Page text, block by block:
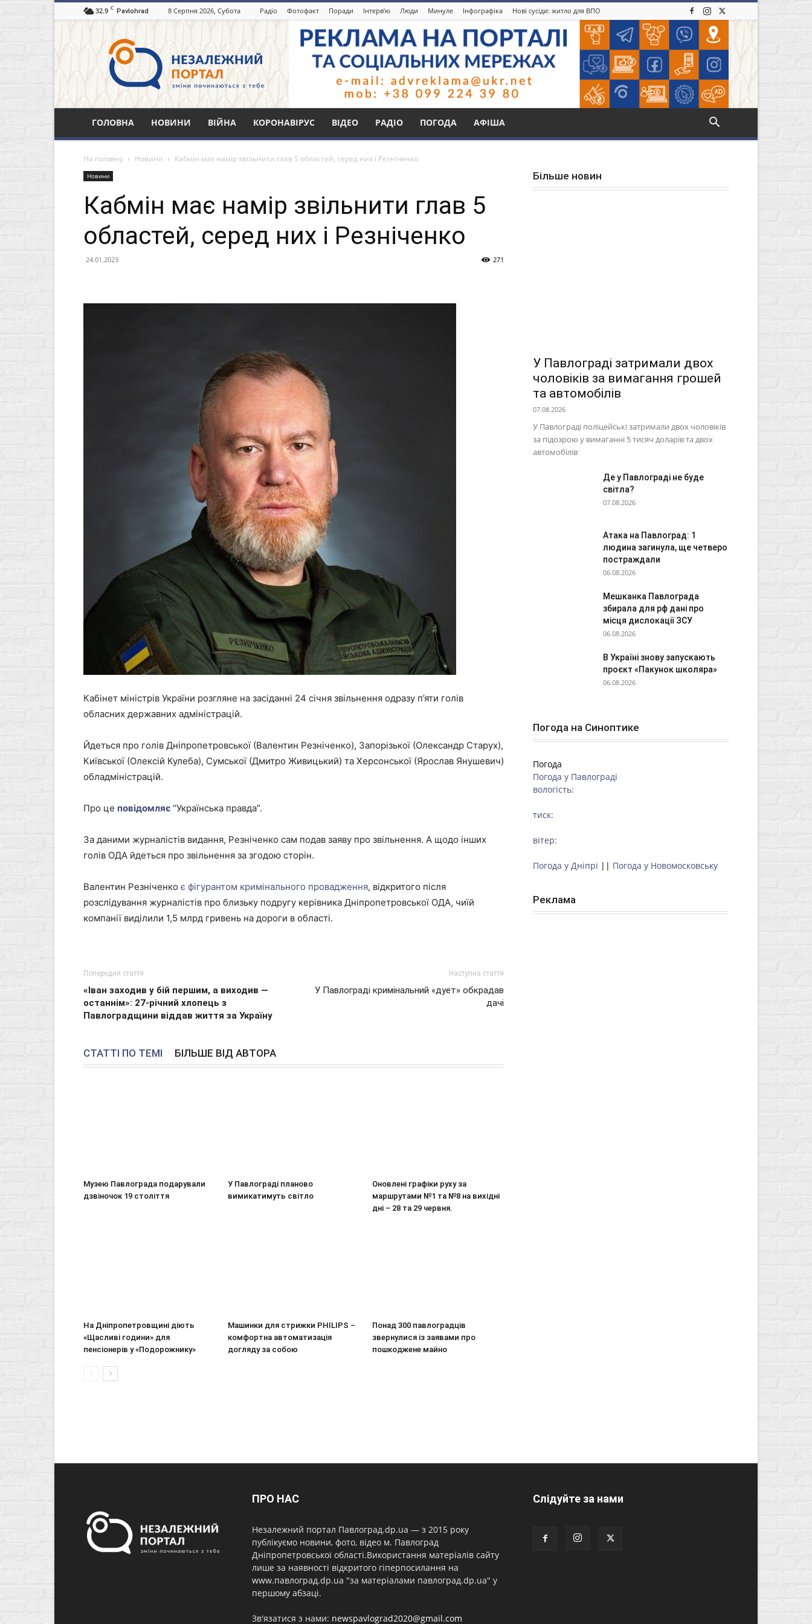
32.9 C Pavlohrad 8 Серпня 2026, Субота Радіо Фотофакт Поради Інтерв’ю Люди Минуле Інфографіка Нові сусіди: житло для ВПО
Незалежний
портал
Павлоград.dp.ua
ГОЛОВНА НОВИНИ ВІЙНА КОРОНАВІРУС ВІДЕО РАДІО ПОГОДА АФІША
На головну Новини Кабмін має намір звільнити глав 5 областей, серед них і Резніченко
Новини
Кабмін має намір звільнити глав 5
областей, серед них і Резніченко
24.01.2023 271
Кабінет міністрів України розгляне на засіданні 24 січня звільнення одразу п’яти голів
обласних державних адміністрацій.
Йдеться про голів Дніпропетровської (Валентин Резніченко), Запорізької (Олександр Старух),
Київської (Олексій Кулеба), Сумської (Дмитро Живицький) та Херсонської (Ярослав Янушевич)
обладміністрацій.
Про це повідомляє “Українська правда”.
За даними журналістів видання, Резніченко сам подав заяву про звільнення. А щодо інших
голів ОДА йдеться про звільнення за згодою сторін.
Валентин Резніченко є фігурантом кримінального провадження, відкритого після
розслідування журналістів про близьку подругу керівника Дніпропетровської ОДА, чиїй
компанії виділили 1,5 млрд гривень на дороги в області.
Попередня стаття
«Іван заходив у бій першим, а виходив —
останнім»: 27-річний хлопець з
Павлоградщини віддав життя за Україну
Наступна стаття
У Павлограді кримінальний «дует» обкрадав
дачі
СТАТТІ ПО ТЕМІ БІЛЬШЕ ВІД АВТОРА
Музею Павлограда подарували
дзвіночок 19 століття
У Павлограді планово
вимикатимуть світло
Оновлені графіки руху за
маршрутами №1 та №8 на вихідні
дні – 28 та 29 червня.
На Дніпропетровщині діють
«Щасливі години» для
пенсіонерів у «Подорожнику»
Машинки для стрижки PHILIPS –
комфортна автоматизація
догляду за собою
Понад 300 павлоградців
звернулися із заявами про
пошкоджене майно
Більше новин
У Павлограді затримали двох
чоловіків за вимагання грошей
та автомобілів
07.08.2026
У Павлограді поліцейські затримали двох чоловіків
за підозрою у вимаганні 5 тисяч доларів та двох
автомобілів
Де у Павлограді не буде
світла?
07.08.2026
Атака на Павлоград: 1
людина загинула, ще четверо
постраждали
06.08.2026
Мешканка Павлограда
збирала для рф дані про
місця дислокації ЗСУ
06.08.2026
В Україні знову запускають
проєкт «Пакунок школяра»
06.08.2026
Погода на Синоптике
Погода
Погода у Павлограді
вологість:
тиск:
вітер:
Погода у Дніпрі || Погода у Новомосковську
Реклама
ПРО НАС
Незалежний портал Павлоград.dp.ua — з 2015 року
публікуємо новини, фото, відео м. Павлоград
Дніпропетровської області.Використання матеріалів сайту
лише за наявності відкритого гіперпосилання на
www.павлоград.dp.ua "за матеріалами павлоград.dp.ua" у
першому абзаці.
Зв'язатися з нами: newspavlograd2020@gmail.com
Слідуйте за нами